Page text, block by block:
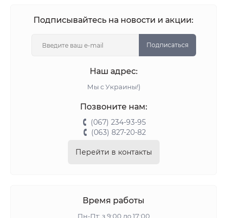
Подписывайтесь на новости и акции:
Подписаться
Наш адрес:
Мы с Украины!)
Позвоните нам:
(067) 234-93-95
(063) 827-20-82
Перейти в контакты
Время работы
Пн-Пт: з 9:00 до 17:00